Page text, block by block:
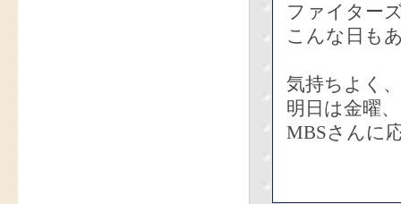
ファイター
こんな日も
気持ちよく
明日は金曜
MBSさんに